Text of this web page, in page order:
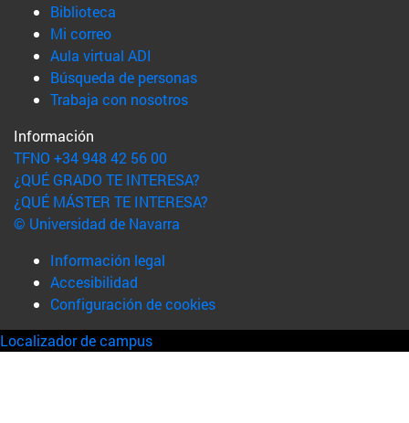
Biblioteca
Mi correo(abre en nueva ventana)
Aula virtual ADI
Búsqueda de personas(abre en nueva ventana)
Trabaja con nosotros(abre en nueva ventana)
Información
TFNO +34 948 42 56 00
¿QUÉ GRADO TE INTERESA?
¿QUÉ MÁSTER TE INTERESA?
© Universidad de Navarra
Información legal
Accesibilidad
Configuración de cookies
Localizador de campus